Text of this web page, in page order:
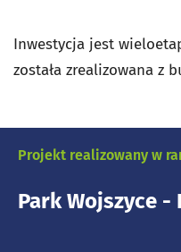
Inwestycja jest
została zrealizowana z
Projekt realizowany w
Park Wojszyce -